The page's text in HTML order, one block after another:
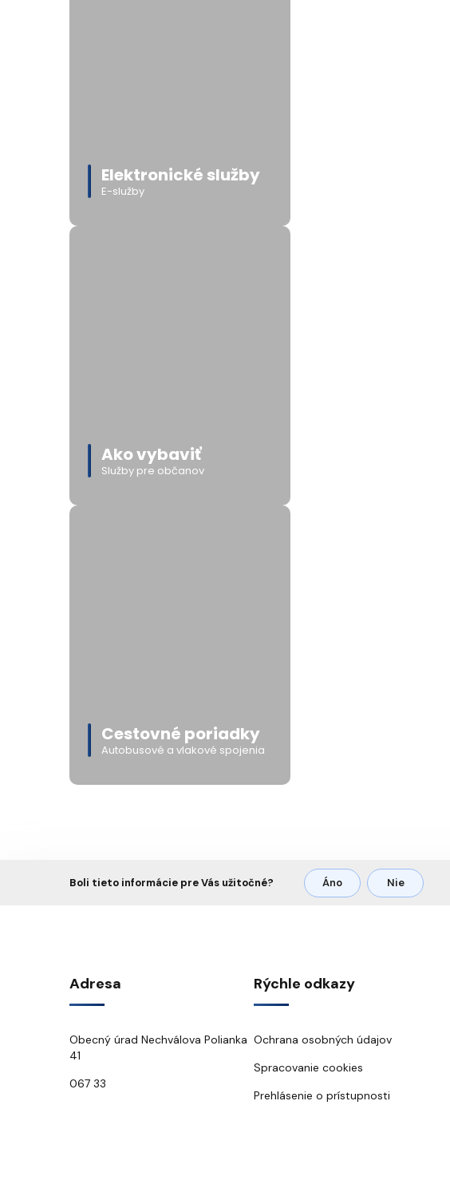
Elektronické služby
E-služby
Ako vybaviť
Služby pre občanov
Cestovné poriadky
Autobusové a vlakové spojenia
Boli tieto informácie pre Vás užitočné? Áno Nie
Adresa
Obecný úrad Nechválova Polianka
41
067 33
Rýchle odkazy
Ochrana osobných údajov
Spracovanie cookies
Prehlásenie o prístupnosti